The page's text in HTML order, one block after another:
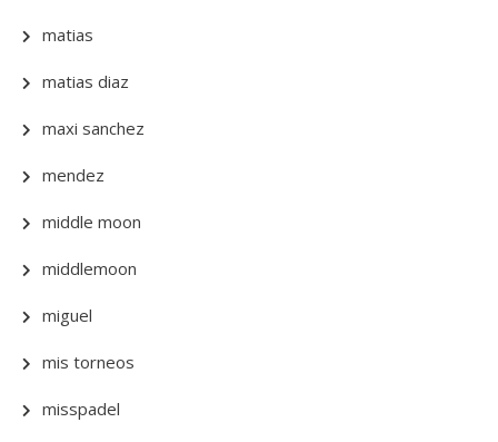
matias
matias diaz
maxi sanchez
mendez
middle moon
middlemoon
miguel
mis torneos
misspadel